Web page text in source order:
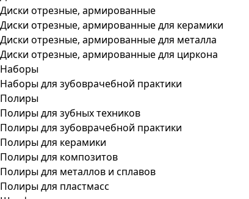
Диски отрезные, армированные
Диски отрезные, армированные для керамики
Диски отрезные, армированные для металла
Диски отрезные, армированные для циркона
Наборы
Наборы для зубоврачебной практики
Полиры
Полиры для зубных техников
Полиры для зубоврачебной практики
Полиры для керамики
Полиры для композитов
Полиры для металлов и сплавов
Полиры для пластмасс